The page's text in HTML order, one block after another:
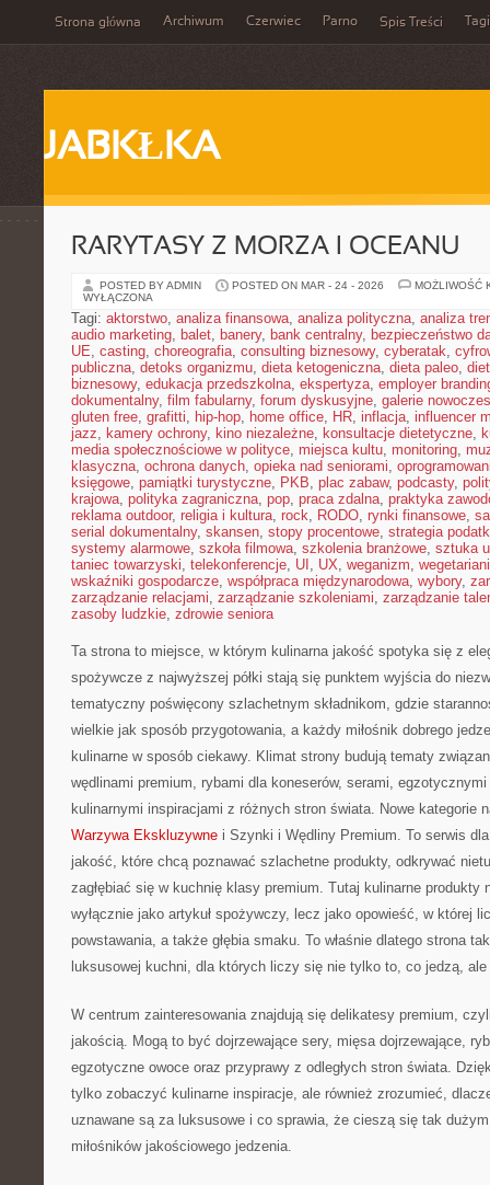
Strona główna Archiwum Czerwiec Parno Spis Treści Tagi
JABKŁKA
RARYTASY Z MORZA I OCEANU
POSTED BY ADMIN POSTED ON MAR - 24 - 2026
MOŻLIWOŚĆ
WYŁĄCZONA
Tagi: aktorstwo, analiza finansowa, analiza polityczna, analiza
audio marketing, balet, banery, bank centralny, bezpieczeństwo
UE, casting, choreografia, consulting biznesowy, cyberatak,
publiczna, detoks organizmu, dieta ketogeniczna, dieta paleo,
biznesowy, edukacja przedszkolna, ekspertyza, employer
dokumentalny, film fabularny, forum dyskusyjne, galerie
gluten free, grafitti, hip-hop, home office, HR, inflacja, influencer
jazz, kamery ochrony, kino niezależne, konsultacje dietetyczne,
media społecznościowe w polityce, miejsca kultu, monitoring,
klasyczna, ochrona danych, opieka nad seniorami,
księgowe, pamiątki turystyczne, PKB, plac zabaw, podcasty,
krajowa, polityka zagraniczna, pop, praca zdalna, praktyka
reklama outdoor, religia i kultura, rock, RODO, rynki finansowe,
serial dokumentalny, skansen, stopy procentowe, strategia
systemy alarmowe, szkoła filmowa, szkolenia branżowe, sztuka
taniec towarzyski, telekonferencje, UI , UX, weganizm,
wskaźniki gospodarcze, współpraca międzynarodowa, wybory,
zarządzanie relacjami, zarządzanie szkoleniami, zarządzanie
zasoby ludzkie, zdrowie seniora
Ta strona to miejsce, w którym kulinarna jakość spotyka się z
spożywcze z najwyższej półki stają się punktem wyjścia do
tematyczny poświęcony szlachetnym składnikom, gdzie
wielkie jak sposób przygotowania, a każdy miłośnik dobrego
kulinarne w sposób ciekawy. Klimat strony budują tematy
wędlinami premium, rybami dla koneserów, serami, egzotycznymi
kulinarnymi inspiracjami z różnych stron świata. Nowe kategorie
Warzywa Ekskluzywne i Szynki i Wędliny Premium. To serwis
jakość, które chcą poznawać szlachetne produkty, odkrywać
zagłębiać się w kuchnię klasy premium. Tutaj kulinarne produkty
wyłącznie jako artykuł spożywczy, lecz jako opowieść, w której
powstawania, a także głębia smaku. To właśnie dlatego strona
luksusowej kuchni, dla których liczy się nie tylko to, co jedzą,
W centrum zainteresowania znajdują się delikatesy premium,
jakością. Mogą to być dojrzewające sery, mięsa dojrzewające,
egzotyczne owoce oraz przyprawy z odległych stron świata.
tylko zobaczyć kulinarne inspiracje, ale również zrozumieć,
uznawane są za luksusowe i co sprawia, że cieszą się tak
miłośników jakościowego jedzenia.